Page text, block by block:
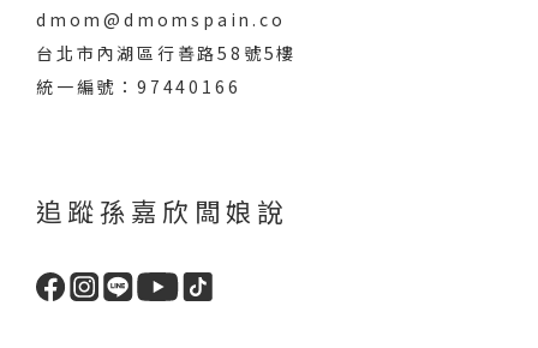
dmom@dmomspain.co
台北市內湖區行善路58號5樓
統一編號：97440166
追蹤孫嘉欣闆娘說